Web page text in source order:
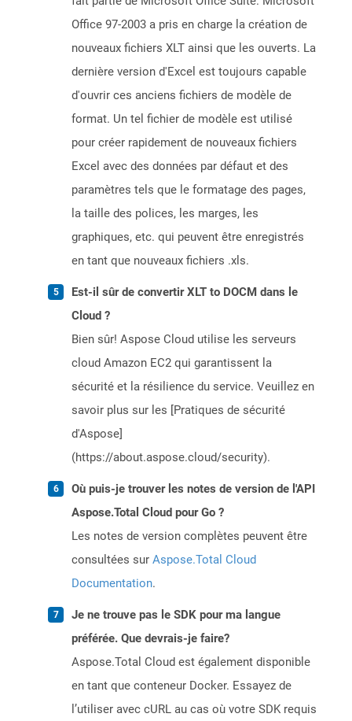
Office 97-2003 a pris en charge la création de
nouveaux fichiers XLT ainsi que les ouverts. La
dernière version d'Excel est toujours capable
d'ouvrir ces anciens fichiers de modèle de
format. Un tel fichier de modèle est utilisé
pour créer rapidement de nouveaux fichiers
Excel avec des données par défaut et des
paramètres tels que le formatage des pages,
la taille des polices, les marges, les
graphiques, etc. qui peuvent être enregistrés
en tant que nouveaux fichiers .xls.
Est-il sûr de convertir XLT to DOCM dans le
Cloud ?
Bien sûr! Aspose Cloud utilise les serveurs
cloud Amazon EC2 qui garantissent la
sécurité et la résilience du service. Veuillez en
savoir plus sur les [Pratiques de sécurité
d'Aspose]
(https://about.aspose.cloud/security).
Où puis-je trouver les notes de version de l'API
Aspose.Total Cloud pour Go ?
Les notes de version complètes peuvent être
consultées sur Aspose.Total Cloud
Documentation.
Je ne trouve pas le SDK pour ma langue
préférée. Que devrais-je faire?
Aspose.Total Cloud est également disponible
en tant que conteneur Docker. Essayez de
l’utiliser avec cURL au cas où votre SDK requis